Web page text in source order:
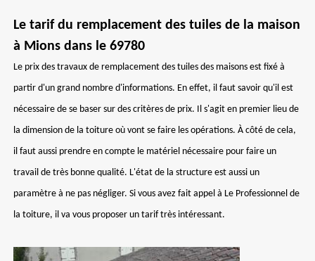
Le tarif du remplacement des tuiles de la maison
à Mions dans le 69780
Le prix des travaux de remplacement des tuiles des maisons est fixé à
partir d'un grand nombre d'informations. En effet, il faut savoir qu'il est
nécessaire de se baser sur des critères de prix. Il s'agit en premier lieu de
la dimension de la toiture où vont se faire les opérations. À côté de cela,
il faut aussi prendre en compte le matériel nécessaire pour faire un
travail de très bonne qualité. L'état de la structure est aussi un
paramètre à ne pas négliger. Si vous avez fait appel à Le Professionnel de
la toiture, il va vous proposer un tarif très intéressant.